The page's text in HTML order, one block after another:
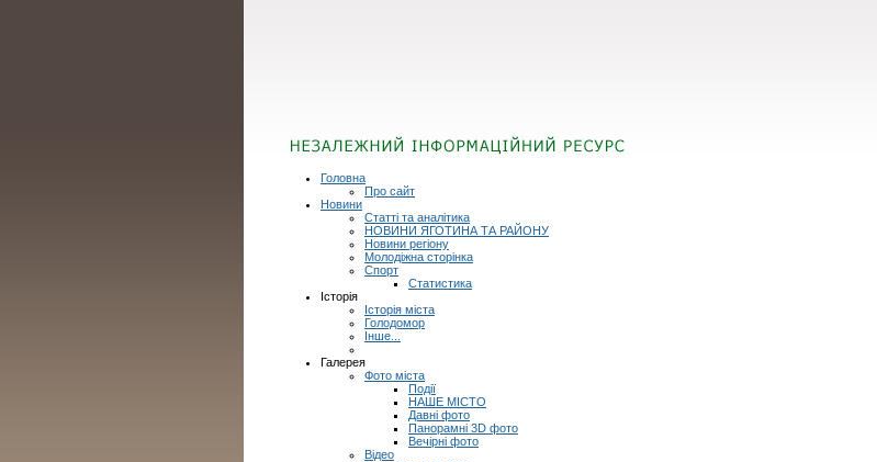
Головна
Про сайт
Новини
Статті та аналітика
НОВИНИ ЯГОТИНА ТА РАЙОНУ
Новини регіону
Молодіжна сторінка
Спорт
Статистика
Історія
Історія міста
Голодомор
Інше...
Галерея
Фото міста
Події
НАШЕ МІСТО
Давні фото
Панорамні 3D фото
Вечірні фото
Відео